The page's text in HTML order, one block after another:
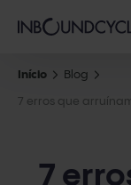
Início Blog
7 erros que
7